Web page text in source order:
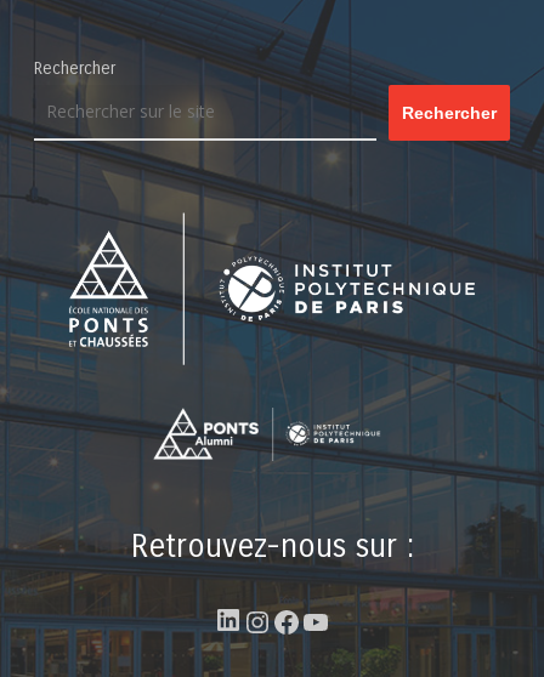
Rechercher
Rechercher
Retrouvez-nous sur :
LinkedIn
Instagram
Facebook
YouTube